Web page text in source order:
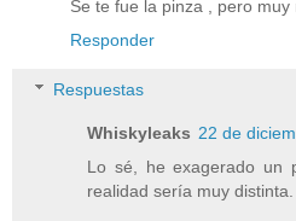
Se te fue la pinza , pero muy
Responder
Respuestas
Whiskyleaks 22 de
Lo sé, he exagerado un
realidad sería muy distinta.